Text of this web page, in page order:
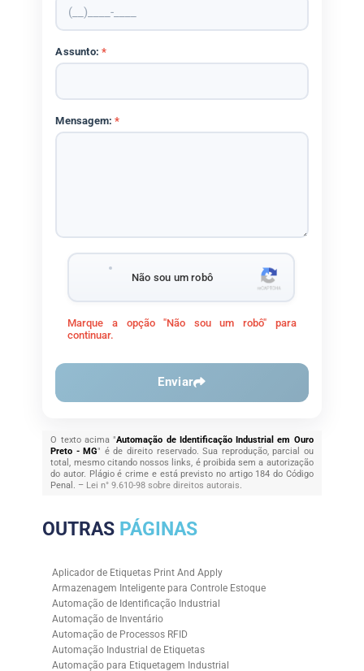
Assunto:*
Mensagem:*
Não sou um robô
Marque a opção "Não sou um robô" para
continuar.
Enviar
O texto acima "Automação de Identificação Industrial em Ouro
Preto - MG" é de direito reservado. Sua reprodução, parcial ou
total, mesmo citando nossos links, é proibida sem a autorização
do autor. Plágio é crime e está previsto no artigo 184 do Código
Penal. – Lei n° 9.610-98 sobre direitos autorais.
OUTRAS PÁGINAS
Aplicador de Etiquetas Print And Apply
Armazenagem Inteligente para Controle Estoque
Automação de Identificação Industrial
Automação de Inventário
Automação de Processos RFID
Automação Industrial de Etiquetas
Automação para Etiquetagem Industrial